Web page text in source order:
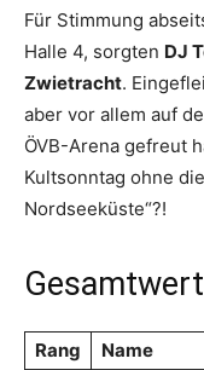
Für Stimmung
Halle 4, sorgten DJ
Zwietracht.
aber vor allem auf
ÖVB-Arena gefreut
Kultsonntag ohne
Nordseeküste“?!
Rang Name